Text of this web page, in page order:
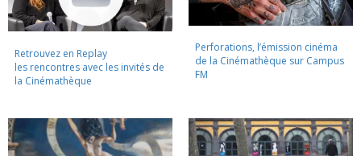
Retrouvez en Replay
les rencontres avec les invités de
la Cinémathèque
Perforations, l’émission cinéma
de la Cinémathèque sur Campus
FM